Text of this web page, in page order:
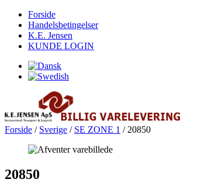
Forside
Handelsbetingelser
K.E. Jensen
KUNDE LOGIN
Forside / Sverige / SE ZONE 1 / 20850
20850